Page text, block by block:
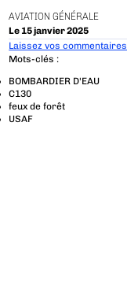
AVIATION GÉNÉRALE
Le 15 janvier 2025
Laissez vos commentaires
Mots-clés :
BOMBARDIER D'EAU
C130
feux de forêt
USAF